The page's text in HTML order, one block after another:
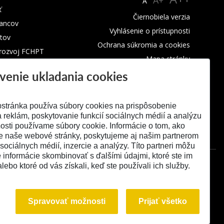
FCHPT
Čiernobiela verzia
Vyhlásenie o prístupnosti
Ochrana súkromia a cookies
Mapa stránky
ukladania cookies
používa súbory cookies na prispôsobenie
reklám, poskytovanie funkcií sociálnych médií a analýzu
používame súbory cookie. Informácie o tom, ako
naše webové stránky, poskytujeme aj našim partnerom
médií, inzercie a analýzy. Títo partneri môžu
informácie skombinovať s ďalšími údajmi, ktoré ste im
ktoré od vás získali, keď ste používali ich služby.
Spravovať možnosti Prijať všetko